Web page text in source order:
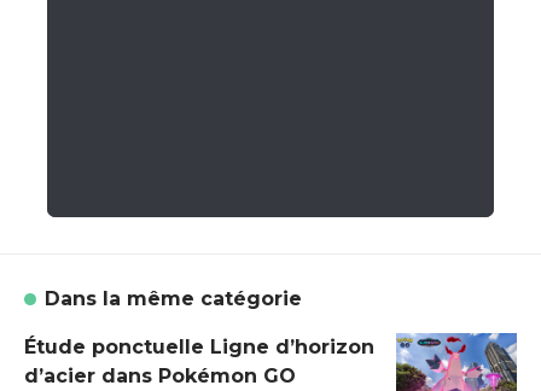
Dans la même catégorie
Étude ponctuelle Ligne d’horizon
d’acier dans Pokémon GO